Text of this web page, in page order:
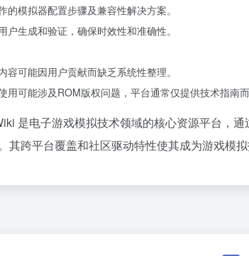
的模拟器配置步骤及兼容性解决方案。
户生成和验证，确保时效性和准确性。
容可能因用户贡献而缺乏系统性整理。
用可能涉及ROM版权问题，平台通常仅提供技术指南
是电子游戏模拟技术领域的核心资源平台，
其跨平台覆盖和社区驱动特性使其成为游戏模拟